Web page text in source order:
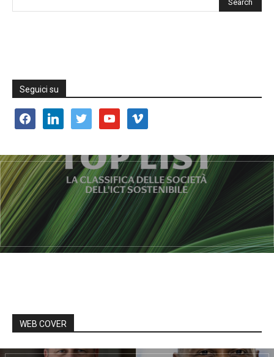
Seguici su
facebooklinkedin twitter youtube vimeo
WEB COVER